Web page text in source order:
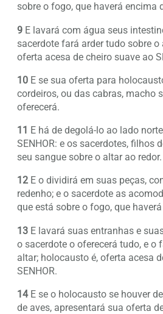
sobre o fogo, que haverá encima
9 E lavará com água seus
sacerdote fará arder tudo sobre
oferta acesa de cheiro suave ao
10 E se sua oferta para
cordeiros, ou das cabras, macho
oferecerá.
11 E há de degolá-lo ao lado
SENHOR: e os sacerdotes, filhos
seu sangue sobre o altar ao redor.
12 E o dividirá em suas peças,
redenho; e o sacerdote as
que está sobre o fogo, que
13 E lavará suas entranhas e
o sacerdote o oferecerá tudo, e o
altar; holocausto é, oferta acesa
SENHOR.
14E se o holocausto se houver
de aves, apresentará sua oferta